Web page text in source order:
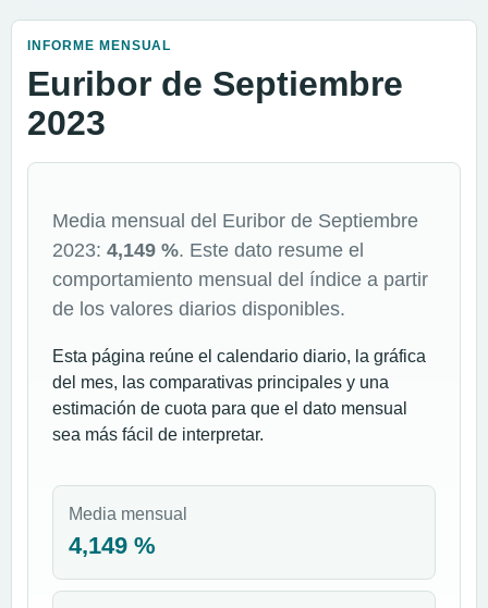
INFORME MENSUAL
Euribor de Septiembre
2023
Media mensual del Euribor de Septiembre
2023: 4,149 %. Este dato resume el
comportamiento mensual del índice a partir
de los valores diarios disponibles.
Esta página reúne el calendario diario, la gráfica
del mes, las comparativas principales y una
estimación de cuota para que el dato mensual
sea más fácil de interpretar.
Media mensual
4,149 %